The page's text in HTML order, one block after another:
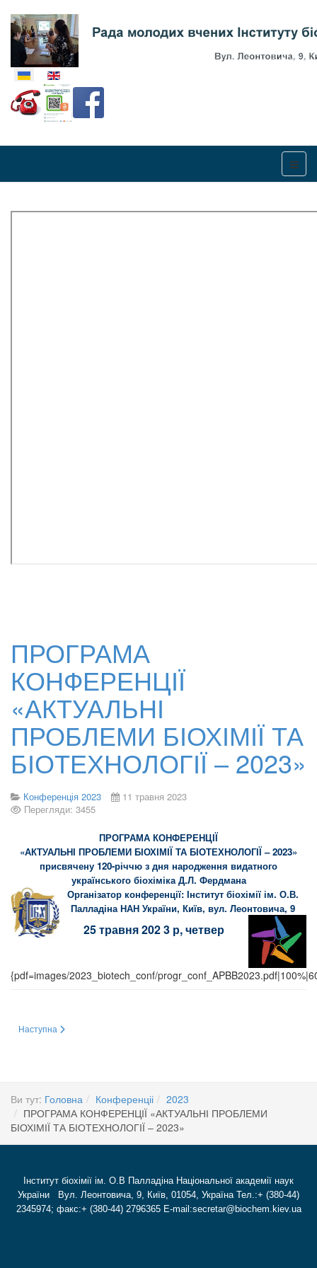
Оберіть свою мову
ПРОГРАМА
КОНФЕРЕНЦІЇ
«АКТУАЛЬНІ
ПРОБЛЕМИ БІОХІМІЇ ТА
БІОТЕХНОЛОГІЇ – 2023»
Конференція 2023
11 травня 2023
Перегляди: 3455
ПРОГРАМА КОНФЕРЕНЦІЇ
«АКТУАЛЬНІ ПРОБЛЕМИ БІОХІМІЇ ТА БІОТЕХНОЛОГІЇ – 2023»
присвячену 120-річчю з дня народження видатного
українського біохіміка Д.Л. Фердмана
Організатор конференції: Інститут біохімії ім. О.В.
Палладіна НАН України, Київ, вул. Леонтовича, 9
25 травня 202 3 р, четвер
{pdf=images/2023_biotech_conf/
Наступна стаття: Актуальні проблеми біохімії та біотехнології – 2023
Наступна
Ви тут: Головна Конференціі
2023
ПРОГРАМА КОНФЕРЕНЦІЇ «АКТУАЛЬНІ ПРОБЛЕМИ
БІОХІМІЇ ТА БІОТЕХНОЛОГІЇ – 2023»
Інститут біохімії ім. О.В Палладіна Національної академії наук
України Вул. Леонтовича, 9, Київ, 01054, Україна Тел.:+ (380-44)
2345974; факс:+ (380-44) 2796365 E-mail:secretar@biochem.kiev.ua